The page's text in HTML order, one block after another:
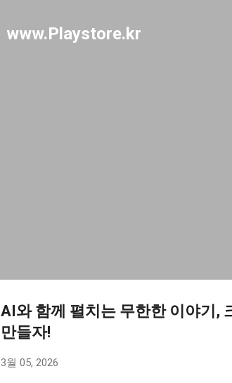
www.Playstore.kr
AI와 함께 펼치는 무한한 이야기,
만들자!
3월 05, 2026